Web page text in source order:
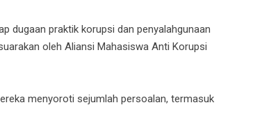
dugaan praktik korupsi dan penyalahgunaan
oleh Aliansi Mahasiswa Anti Korupsi
menyoroti sejumlah persoalan, termasuk